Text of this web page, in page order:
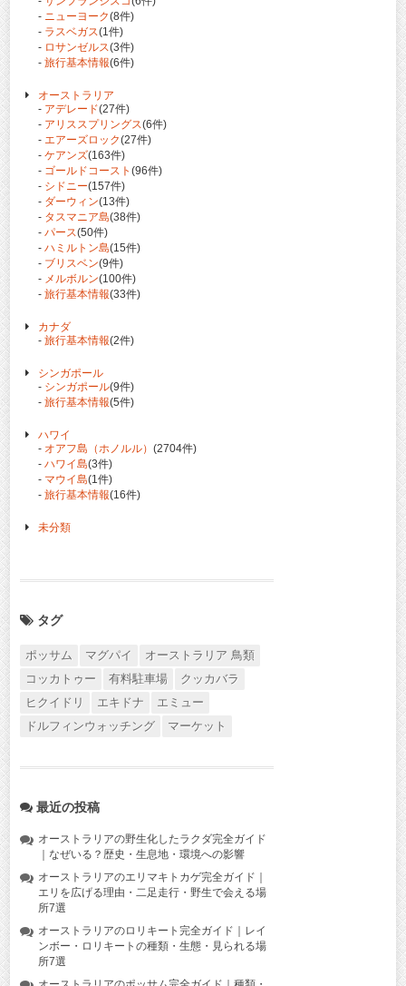
- ニューヨーク(8件)
- ラスベガス(1件)
- ロサンゼルス(3件)
- 旅行基本情報(6件)
オーストラリア
- アデレード(27件)
- アリススプリングス(6件)
- エアーズロック(27件)
- ケアンズ(163件)
- ゴールドコースト (96件)
- シドニー(157件)
- ダーウィン(13件)
- タスマニア島(38件)
- パース(50件)
- ハミルトン島(15件)
- ブリスベン(9件)
- メルボルン(100件)
- 旅行基本情報(33件)
カナダ
- 旅行基本情報(2件)
シンガポール
- シンガポール(9件)
- 旅行基本情報(5件)
ハワイ
- オアフ島（ホノルル） (2704件)
- ハワイ島(3件)
- マウイ島(1件)
- 旅行基本情報(16件)
未分類
タグ
ポッサム マグパイ
オーストラリア 鳥類
コッカトゥー
有料駐車場
クッカバラ
ヒクイドリ
エキドナ
エミュー
ドルフィンウォッチング
マーケット
最近の投稿
オーストラリアの野生化したラクダ完全ガイド
｜なぜいる？歴史・生息地・環境への影響
オーストラリアのエリマキトカゲ完全ガイド｜
エリを広げる理由・二足走行・野生で会える場
所7選
オーストラリアのロリキート完全ガイド｜レイ
ンボー・ロリキートの種類・生態・見られる場
所7選